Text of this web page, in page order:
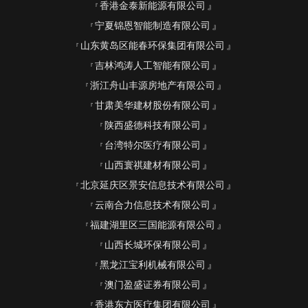
香港金泰新能源有限公司
宁夏锦恩智能制造有限公司
山东黄岛区能春环保集团有限公司
吉林鸿涛人工智能有限公司
浙江舟山丰源房地产有限公司
甘肃美华建材股份有限公司
陕西盛德科技有限公司
台湾特尔医疗有限公司
山西寰祺建材有限公司
北京延庆区景安信息技术有限公司
云南合力信息技术有限公司
福建湖里区三国能源有限公司
山西长城环保有限公司
黑龙江宝利机械有限公司
澳门盈盛证券有限公司
香港东方医疗集团有限公司